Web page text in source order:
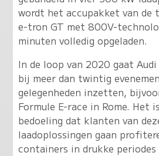
wordt het accupakket van de
e-tron GT met 800V-
minuten volledig opgeladen.
In de loop van 2020 gaat
bij meer dan twintig
gelegenheden inzetten,
Formule E-race in Rome. Het
bedoeling dat klanten van
laadoplossingen gaan
containers in drukke